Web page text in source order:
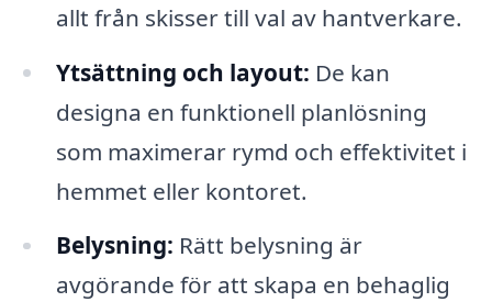
allt från skisser till val av hantverkare.
Ytsättning och layout: De kan
designa en funktionell planlösning
som maximerar rymd och effektivitet i
hemmet eller kontoret.
Belysning: Rätt belysning är
avgörande för att skapa en behaglig